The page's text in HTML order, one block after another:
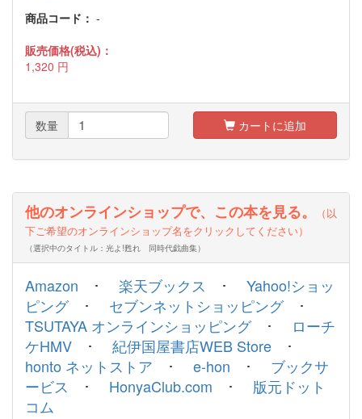
商品コード： -
販売価格(税込)：
1,320 円
数量 カートに追加
他のオンラインショップで、この本を見る。
（以
下ご希望のオンラインショップ名をクリックしてください）
（選択中のタイトル：光よ!甦れ 同時代戯曲集）
Amazon ･ 楽天ブックス ･ Yahoo!ショッ
ピング･ セブンネットショッピング･
TSUTAYA オンラインショッピング･
ローチ
ケHMV ･ 紀伊国屋書店WEB Store ･
honto ネットストア ･ e-hon ･ ブックサ
ービス
･ HonyaClub.com ･ 版元ドット
コム